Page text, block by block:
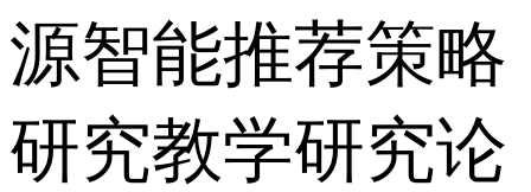
源智能推荐策略
研究教学研究论